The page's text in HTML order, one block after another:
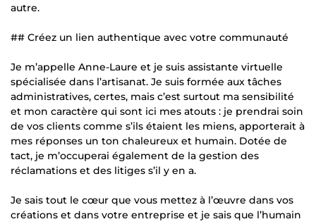
autre.
## Créez un lien authentique avec votre communauté
Je m’appelle Anne-Laure et je suis assistante virtuelle
spécialisée dans l’artisanat. Je suis formée aux tâches
administratives, certes, mais c’est surtout ma sensibilité
et mon caractère qui sont ici mes atouts : je prendrai soin
de vos clients comme s’ils étaient les miens, apporterait à
mes réponses un ton chaleureux et humain. Dotée de
tact, je m’occuperai également de la gestion des
réclamations et des litiges s’il y en a.
Je sais tout le cœur que vous mettez à l’œuvre dans vos
créations et dans votre entreprise et je sais que l’humain